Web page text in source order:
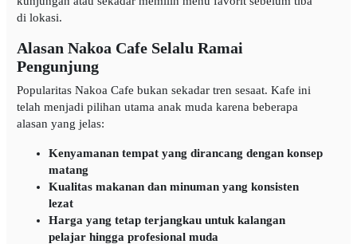
di lokasi.
Alasan Nakoa Cafe Selalu Ramai
Pengunjung
Popularitas Nakoa Cafe bukan sekadar tren sesaat. Kafe ini
telah menjadi pilihan utama anak muda karena beberapa
alasan yang jelas:
Kenyamanan tempat yang dirancang dengan konsep
matang
Kualitas makanan dan minuman yang konsisten
lezat
Harga yang tetap terjangkau untuk kalangan
pelajar hingga profesional muda